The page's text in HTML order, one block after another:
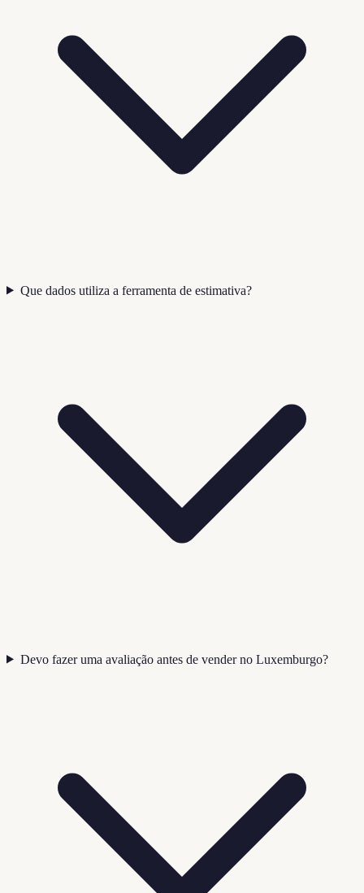
Que dados utiliza a ferramenta de estimativa?
Devo fazer uma avaliação antes de vender no Luxemburgo?